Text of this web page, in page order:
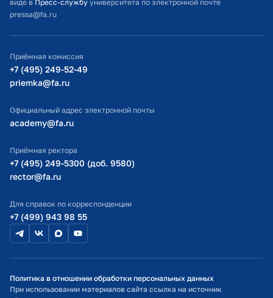
Официальный адрес электронной почты
Министерство просвещения РФ
Министерство науки и высшего образования РФ
виде в Пресс-службу университета по электронной почте
pressa@fa.ru
Приёмная комиссия
+7 (495) 249-52-49
priemka@fa.ru
Официальный адрес электронной почты
academy@fa.ru
Приёмная ректора
+7 (495) 249-5300 (доб. 9580)
rector@fa.ru
Для справок по корреспонденции
+7 (499) 943 98 55
Политика в отношении обработки персональных данных
При использовании материалов сайта ссылка на источник